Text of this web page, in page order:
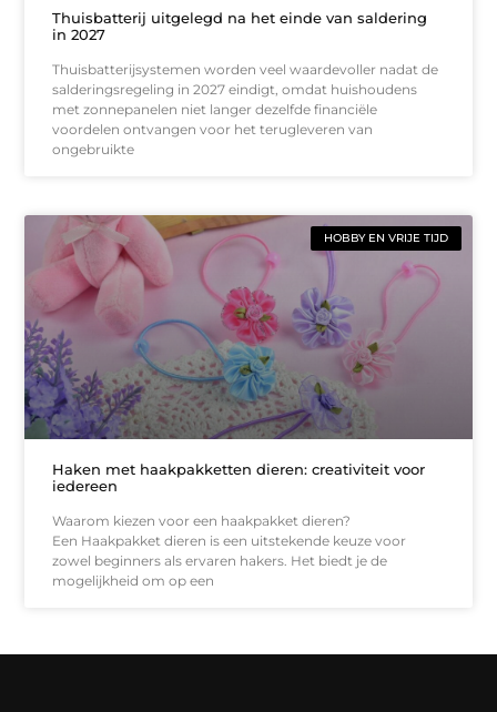
Thuisbatterij uitgelegd na het einde van saldering
in 2027
Thuisbatterijsystemen worden veel waardevoller nadat de
salderingsregeling in 2027 eindigt, omdat huishoudens
met zonnepanelen niet langer dezelfde financiële
voordelen ontvangen voor het terugleveren van
ongebruikte
HOBBY EN VRIJE TIJD
Haken met haakpakketten dieren: creativiteit voor
iedereen
Waarom kiezen voor een haakpakket dieren?
Een Haakpakket dieren is een uitstekende keuze voor
zowel beginners als ervaren hakers. Het biedt je de
mogelijkheid om op een